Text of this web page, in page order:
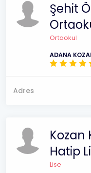
Şehit
Ortaokul
ADANA
Adres
Kozan
Hatip
Lise